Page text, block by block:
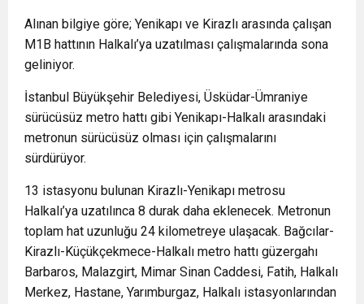
Alınan bilgiye göre; Yenikapı ve Kirazlı arasında çalışan
M1B hattının Halkalı’ya uzatılması çalışmalarında sona
geliniyor.
İstanbul Büyükşehir Belediyesi, Üsküdar-Ümraniye
sürücüsüz metro hattı gibi Yenikapı-Halkalı arasındaki
metronun sürücüsüz olması için çalışmalarını
sürdürüyor.
13 istasyonu bulunan Kirazlı-Yenikapı metrosu
Halkalı’ya uzatılınca 8 durak daha eklenecek. Metronun
toplam hat uzunluğu 24 kilometreye ulaşacak. Bağcılar-
Kirazlı-Küçükçekmece-Halkalı metro hattı güzergahı
Barbaros, Malazgirt, Mimar Sinan Caddesi, Fatih, Halkalı
Merkez, Hastane, Yarımburgaz, Halkalı istasyonlarından